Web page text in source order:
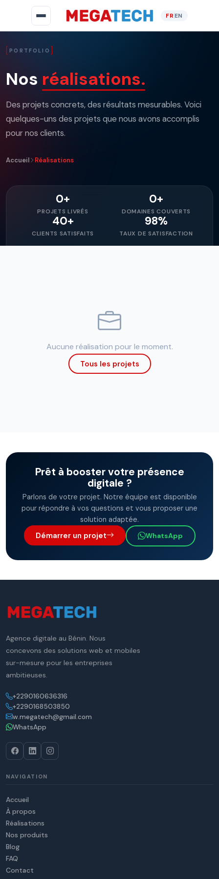
FREN
PORTFOLIO
Nos réalisations.
Des projets concrets, des résultats mesurables. Voici
quelques-uns des projets que nous avons accomplis
pour nos clients.
Accueil Réalisations
0+
PROJETS LIVRÉS
0+
DOMAINES COUVERTS
40+
CLIENTS SATISFAITS
98%
TAUX DE SATISFACTION
Aucune réalisation pour le moment.
Tous les projets
Prêt à booster votre présence
digitale ?
Parlons de votre projet. Notre équipe est disponible
pour répondre à vos questions et vous proposer une
solution adaptée.
Démarrer un projet WhatsApp
Agence digitale au Bénin. Nous
concevons des solutions web et mobiles
sur-mesure pour les entreprises
ambitieuses.
+2290160636316
+2290168503850
w.megatech@gmail.com
WhatsApp
NAVIGATION
Accueil
À propos
Réalisations
Nos produits
Blog
FAQ
Contact